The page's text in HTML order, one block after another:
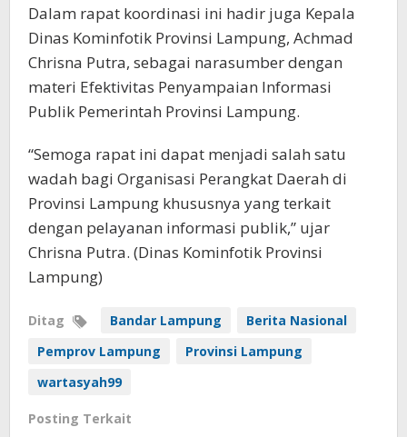
Dalam rapat koordinasi ini hadir juga Kepala
Dinas Kominfotik Provinsi Lampung, Achmad
Chrisna Putra, sebagai narasumber dengan
materi Efektivitas Penyampaian Informasi
Publik Pemerintah Provinsi Lampung.
“Semoga rapat ini dapat menjadi salah satu
wadah bagi Organisasi Perangkat Daerah di
Provinsi Lampung khususnya yang terkait
dengan pelayanan informasi publik,” ujar
Chrisna Putra. (Dinas Kominfotik Provinsi
Lampung)
Ditag Bandar Lampung
Berita Nasional
Pemprov Lampung
Provinsi Lampung
wartasyah99
Posting Terkait